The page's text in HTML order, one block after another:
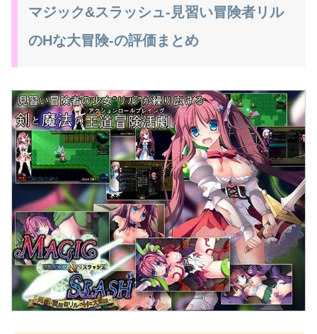
マジック&スラッシュ-見習い冒険者リル
のHな大冒険-の評価まとめ